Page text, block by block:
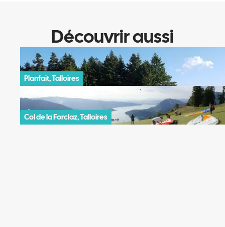
Découvrir aussi
Planfait, Talloires
Col de la Forclaz, Talloires